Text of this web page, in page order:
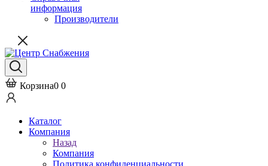
информация
Производители
Корзина0 0
Каталог
Компания
Назад
Компания
Политика конфиденциальности